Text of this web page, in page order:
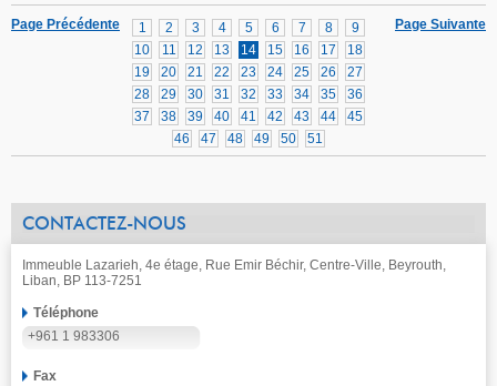
Page Suivante
1 2 3 4 5 6 7 8
9
10
11 12 13 14 15 16 17
18
19
20 21 22 23 24 25 26
27
28
29 30 31 32 33 34 35
36
37
38 39 40 41 42 43 44
45
46
47 48 49 50 51
Page Précédente
CONTACTEZ-NOUS
Immeuble Lazarieh, 4e étage, Rue Emir Béchir, Centre-Ville, Beyrouth,
Liban, BP 113-7251
Téléphone
+961 1 983306
Fax